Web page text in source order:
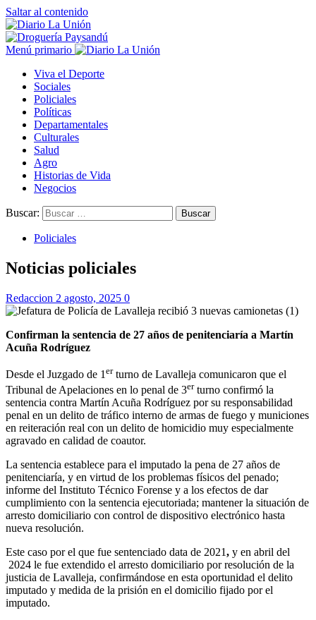
Saltar al contenido
Menú primario
Viva el Deporte
Sociales
Policiales
Políticas
Departamentales
Culturales
Salud
Agro
Historias de Vida
Negocios
Buscar:
Policiales
Noticias policiales
Redaccion 2 agosto, 2025 0
Confirman la sentencia de 27 años de penitenciaría a Martín
Acuña Rodríguez
Desde el Juzgado de 1 erturno de Lavalleja comunicaron que el
Tribunal de Apelaciones en lo penal de 3erturno confirmó la
sentencia contra Martín Acuña Rodríguez por su responsabilidad
penal en un delito de tráfico interno de armas de fuego y municiones
en reiteración real con un delito de homicidio muy especialmente
agravado en calidad de coautor.
La sentencia establece para el imputado la pena de 27 años de
penitenciaría, y en virtud de los problemas físicos del penado;
informe del Instituto Técnico Forense y a los efectos de dar
cumplimiento con la sentencia ejecutoriada; mantener la situación de
arresto domiciliario con control de dispositivo electrónico hasta
nueva resolución.
Este caso por el que fue sentenciado data de 2021, y en abril del
2024 le fue extendido el arresto domiciliario por resolución de la
justicia de Lavalleja, confirmándose en esta oportunidad el delito
imputado y medida de la prisión en el domicilio fijado por el
imputado.